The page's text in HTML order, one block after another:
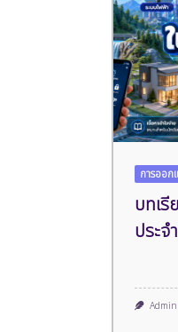
การออก
บทเรี
ประจ
Admin